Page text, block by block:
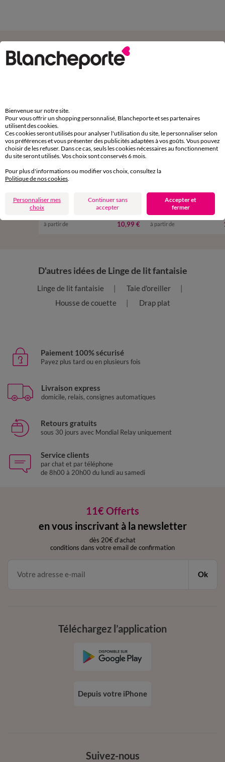
Complétez avec de l'uni
Linge de lit uni - coton 57 fils/cm²
à partir de 10,99 €
Linge de lit uni - coton 57
à partir de
D'autres idées de Linge de lit fantaisie
Linge de lit fantaisie
Taie d'oreiller
Housse de couette
Drap plat
Paiement 100% sécurisé
Payez plus tard ou en plusieurs fois
Livraison express
domicile, relais, consignes automatiques
Retours gratuits
sous 30 jours avec Mondial Relay uniquement
Service clients
par chat et par téléphone
de 8h00 à 20h00 du lundi au samedi
11€ Offerts
en vous inscrivant à la newsletter
dès 20€ d’achat
conditions dans votre email de confirmation
Ok
Suivez-nous
Téléchargez l’application
Depuis votre iPhone
Bienvenue sur notre site.
Pour vous offrir un shopping personnalisé, Blancheporte et ses partenaires
utilisent des cookies.
Ces cookies seront utilisés pour analyser l'utilisation du site, le personnaliser selon
vos préférences et vous présenter des publicités adaptées à vos goûts. Vous pouvez
choisir de les refuser. Dans ce cas, seuls les cookies nécessaires au fonctionnement
du site seront utilisés. Vos choix sont conservés 6 mois.
Pour plus d'informations ou modifier vos choix, consultez la
Politique de nos cookies
Personnaliser mes
choix
Continuer sans
accepter
Accepter et
fermer